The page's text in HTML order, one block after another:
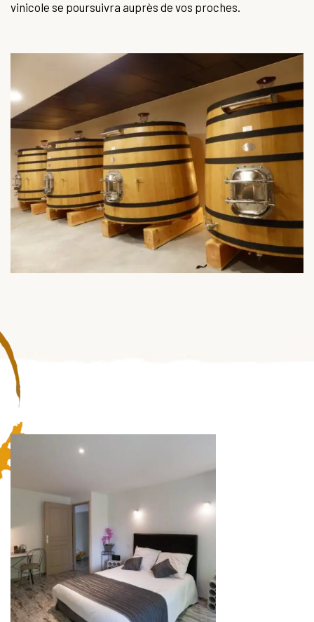
vinicole se poursuivra auprès de vos proches.